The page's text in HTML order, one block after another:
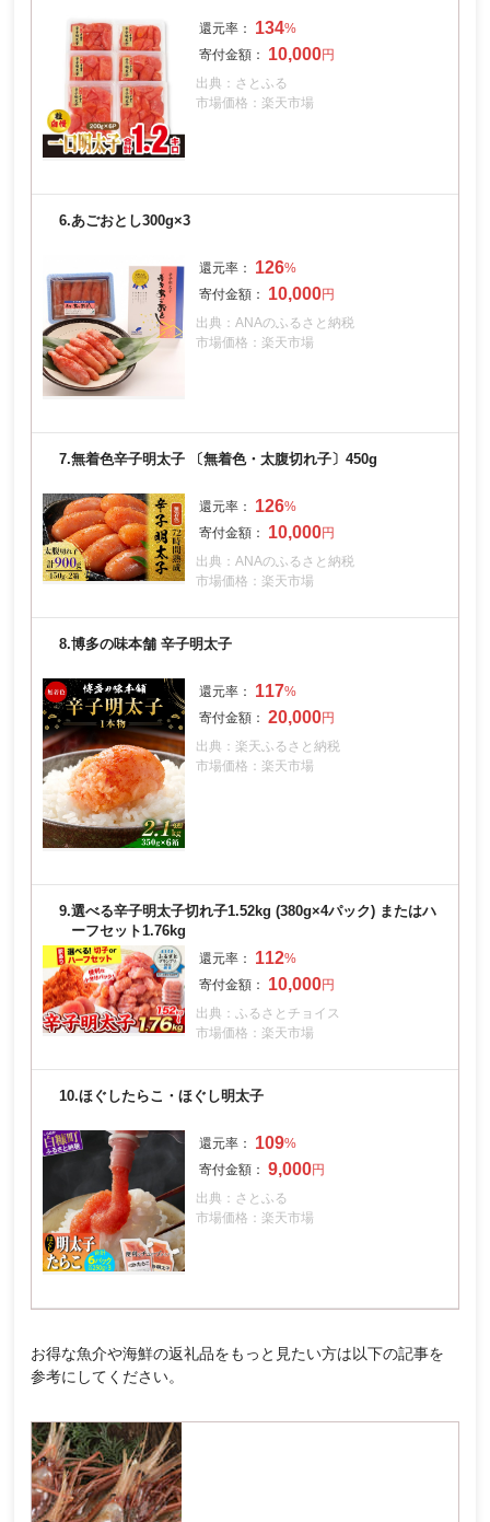
134
10,000
出典：さとふる
市場価格：楽天市場
6.あごおとし300g×3
126
10,000
出典：ANAのふるさと納税
市場価格：楽天市場
7.無着色辛子明太子 〔無着色・太腹切れ子〕450g
126
10,000
出典：ANAのふるさと納税
市場価格：楽天市場
8.博多の味本舗 辛子明太子
117
20,000
出典：楽天ふるさと納税
市場価格：楽天市場
9.選べる辛子明太子切れ子1.52kg (380g×4パック) またはハ
ーフセット1.76kg
112
10,000
出典：ふるさとチョイス
市場価格：楽天市場
10.ほぐしたらこ・ほぐし明太子
109
9,000
出典：さとふる
市場価格：楽天市場
お得な魚介や海鮮の返礼品をもっと見たい方は以下の記事を
参考にしてください。